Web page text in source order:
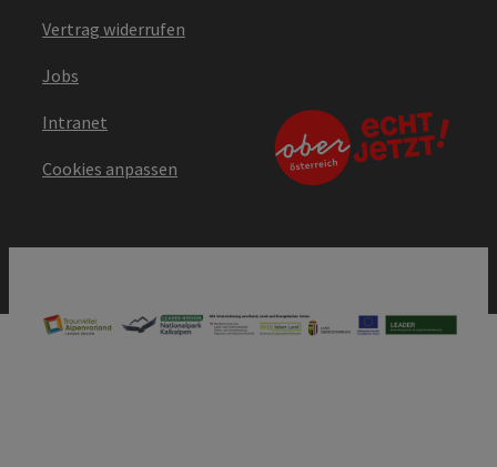
Vertrag widerrufen
Jobs
Intranet
Cookies anpassen